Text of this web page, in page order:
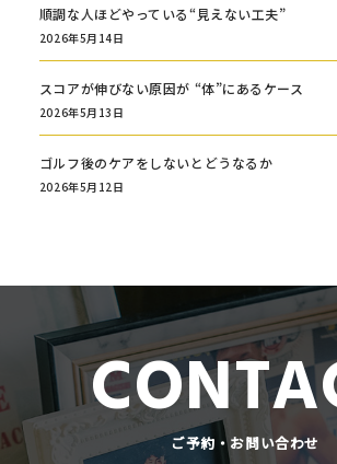
順調な人ほどやっている“見えない工夫”
2026年5月14日
スコアが伸びない原因が “体”にあるケース
2026年5月13日
ゴルフ後のケアをしないとどうなるか
2026年5月12日
ご予約・お問い合わせ